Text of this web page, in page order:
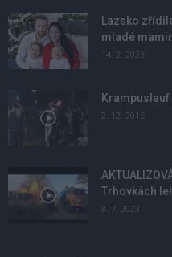
Lazsko
mladé
14. 2. 2023
2. 12. 2016
Trhovkách
8. 7. 2023